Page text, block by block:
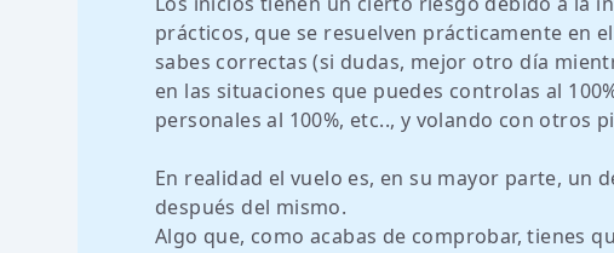
prácticos, que se resuelven prácticamente en
sabes correctas (si dudas, mejor otro día
en las situaciones que puedes controlas al
personales al 100%, etc.., y volando con otros
En realidad el vuelo es, en su mayor parte,
después del mismo.
Algo que, como acabas de comprobar, tienes